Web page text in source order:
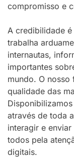
compromisso e
A credibilidade
trabalha
internautas,
importantes
mundo. O
qualidade das
através de toda
interagir e
todos pela
digitais.